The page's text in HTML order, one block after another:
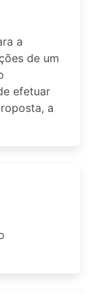
a
de um
efetuar
a